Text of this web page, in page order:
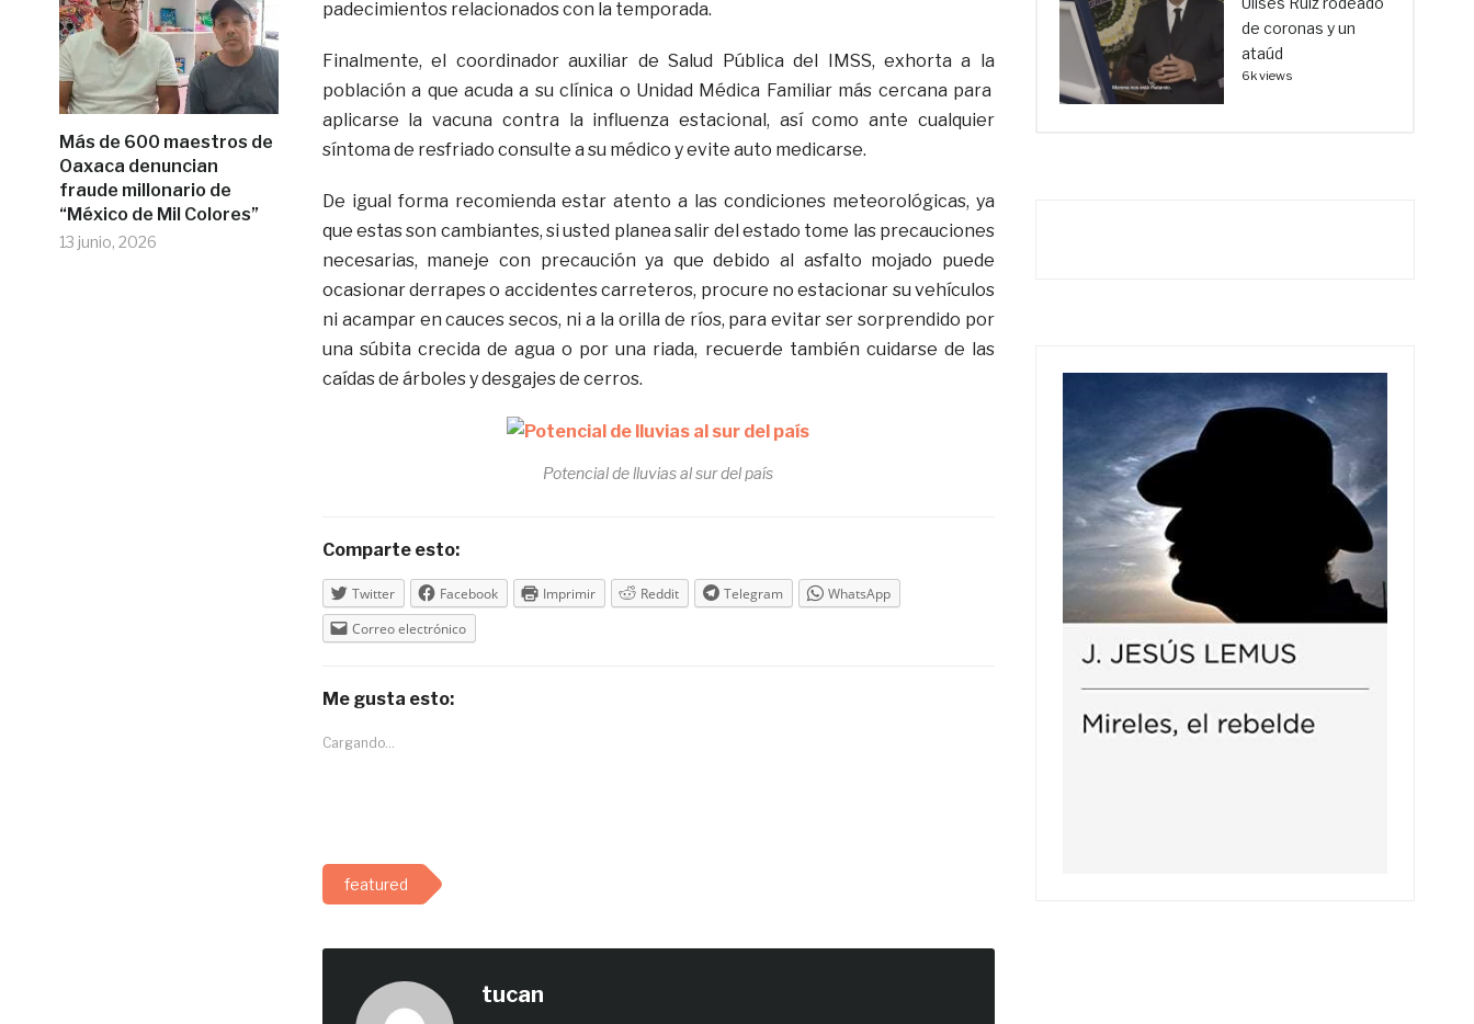
Más de 600 maestros de
Oaxaca denuncian
fraude millonario de
“México de Mil Colores”
13 junio, 2026
padecimientos relacionados con la temporada.
Finalmente, el coordinador auxiliar de Salud Pública del IMSS, exhorta a la
población a que acuda a su clínica o Unidad Médica Familiar más cercana para
aplicarse la vacuna contra la influenza estacional, así como ante cualquier
síntoma de resfriado consulte a su médico y evite auto medicarse.
De igual forma recomienda estar atento a las condiciones meteorológicas, ya
que estas son cambiantes, si usted planea salir del estado tome las precauciones
necesarias, maneje con precaución ya que debido al asfalto mojado puede
ocasionar derrapes o accidentes carreteros, procure no estacionar su vehículos
ni acampar en cauces secos, ni a la orilla de ríos, para evitar ser sorprendido por
una súbita crecida de agua o por una riada, recuerde también cuidarse de las
caídas de árboles y desgajes de cerros.
Potencial de lluvias al sur del país
Comparte esto:
Twitter Facebook Imprimir Reddit Telegram
WhatsApp
Correo electrónico
Me gusta esto:
Cargando...
featured
tucan
de coronas y un
ataúd
6k views